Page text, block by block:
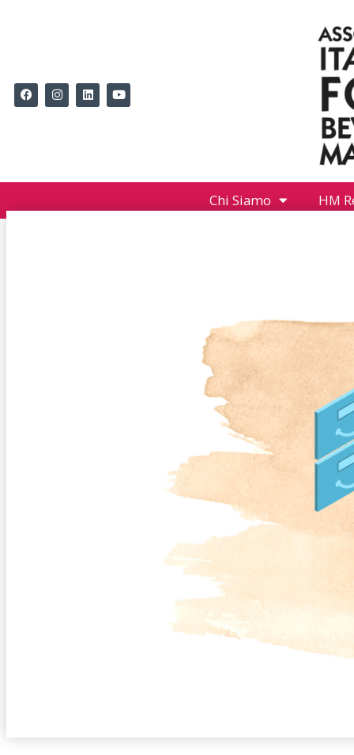
Chi Siamo HM